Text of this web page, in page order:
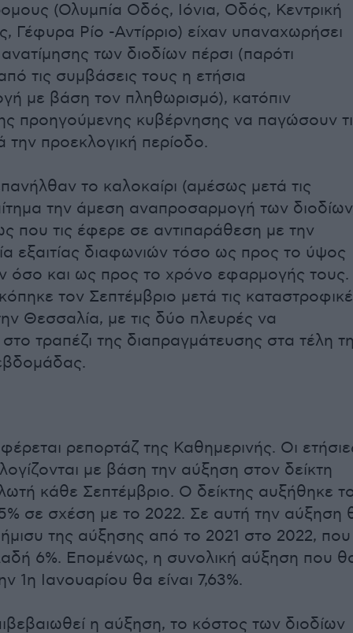
(Ολυμπία Οδός, Ιόνια, Οδός, Κεντρική
Ρίο -Αντίρριο) είχαν υπαναχωρήσει
των διοδίων πέρσι (παρότι
τις συμβάσεις τους η ετήσια
με βάση τον πληθωρισμό), κατόπιν
προηγούμενης κυβέρνησης να παγώσουν
την προεκλογική περίοδο.
το καλοκαίρι (αμέσως μετά τις
την άμεση αναπροσαρμογή των
που τις έφερε σε αντιπαράθεση με την
εξαιτίας διαφωνιών τόσο ως προς το ύψος
όσο και ως προς το χρόνο εφαρμογής
τον Σεπτέμβριο μετά τις
Θεσσαλία, με τις δύο πλευρές να
τραπέζι της διαπραγμάτευσης στα τέλη
ρεπορτάζ της Καθημερινής. Οι
με βάση την αύξηση στον δείκτη
κάθε Σεπτέμβριο. Ο δείκτης αυξήθηκε
σε σχέση με το 2022. Σε αυτή την αύξηση
της αύξησης από το 2021 στο 2022, που
6%. Επομένως, η συνολική αύξηση που
1η Ιανουαρίου θα είναι 7,63%.
η αύξηση, το κόστος των διοδίων